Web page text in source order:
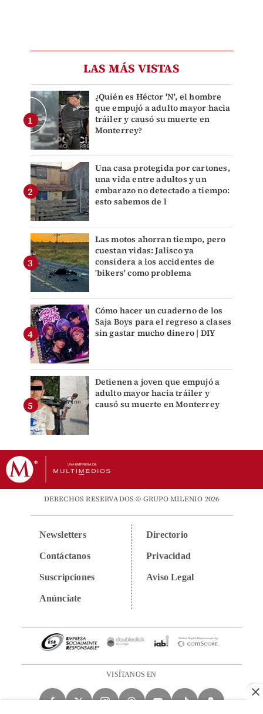
LAS MÁS VISTAS
¿Quién es Héctor 'N', el hombre
que empujó a adulto mayor hacia
tráiler y causó su muerte en
Monterrey?
Una casa protegida por cartones,
una vida entre adultos y un
embarazo no detectado a tiempo:
esto sabemos de l
Las motos ahorran tiempo, pero
cuestan vidas: Jalisco ya
considera a los accidentes de
'bikers' como problema
Cómo hacer un cuaderno de los
Saja Boys para el regreso a clases
sin gastar mucho dinero | DIY
Detienen a joven que empujó a
adulto mayor hacia tráiler y
causó su muerte en Monterrey
DERECHOS RESERVADOS © GRUPO MILENIO 2026
Newsletters
Contáctanos
Suscripciones
Anúnciate
Directorio
Privacidad
Aviso Legal
VISÍTANOS EN